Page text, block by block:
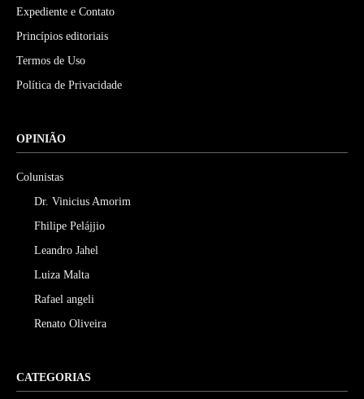
Expediente e Contato
Princípios editoriais
Termos de Uso
Política de Privacidade
OPINIÃO
Colunistas
Dr. Vinicius Amorim
Fhilipe Pelájjio
Leandro Jahel
Luiza Malta
Rafael angeli
Renato Oliveira
CATEGORIAS